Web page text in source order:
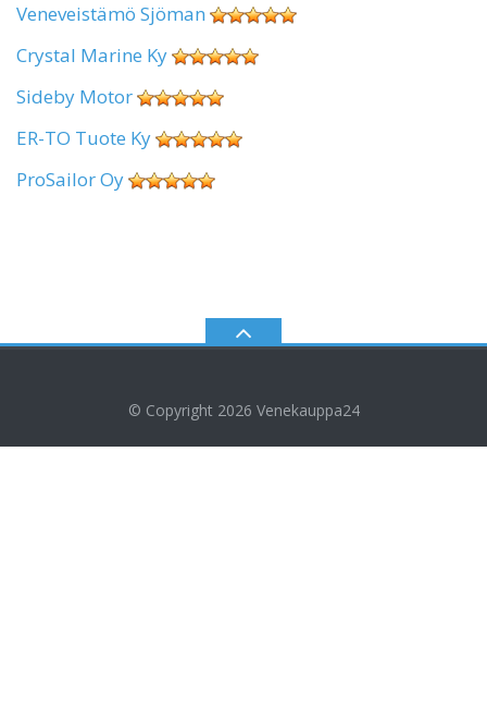
Veneveistämö Sjöman
Crystal Marine Ky
Sideby Motor
ER-TO Tuote Ky
ProSailor Oy
© Copyright 2026 Venekauppa24